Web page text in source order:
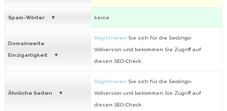
Spam-Wörter keine
Domainweite
Einzigartigkeit
Registrieren Sie sich für die Seolingo-
Vollversion und bekommen Sie Zugriff auf
diesen SEO-Check.
Ähnliche Seiten
Registrieren Sie sich für die Seolingo-
Vollversion und bekommen Sie Zugriff auf
diesen SEO-Check.